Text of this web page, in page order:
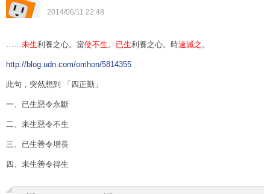
2014/06/11 22:48
……未生利養之心。當使不生。 已生利養之心。時速滅之 。
http://blog.udn.com/omhon/5814355
此句，突然想到 「四正勤」
一、已生惡令永斷
二、未生惡令不生
三、已生善令增長
四、未生善令得生